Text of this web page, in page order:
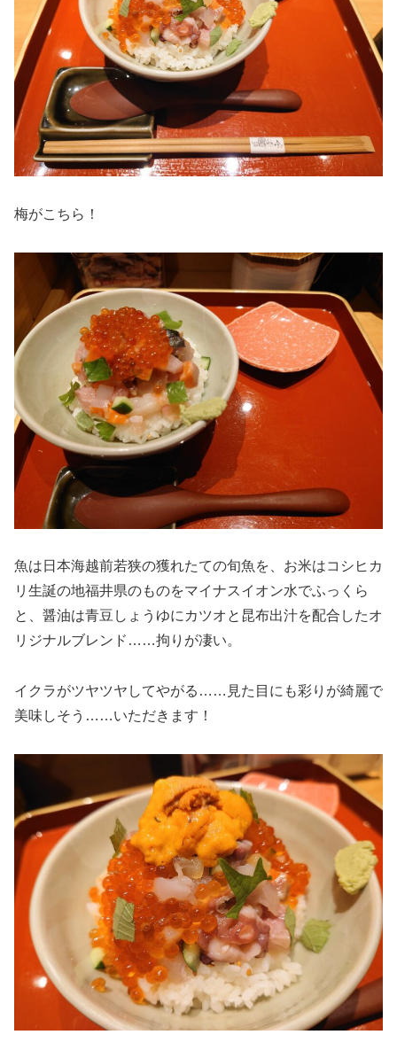
梅がこちら！
魚は日本海越前若狭の獲れたての旬魚を、お米はコシヒカ
リ生誕の地福井県のものをマイナスイオン水でふっくら
と、醤油は青豆しょうゆにカツオと昆布出汁を配合したオ
リジナルブレンド……拘りが凄い。
イクラがツヤツヤしてやがる……見た目にも彩りが綺麗で
美味しそう……いただきます！